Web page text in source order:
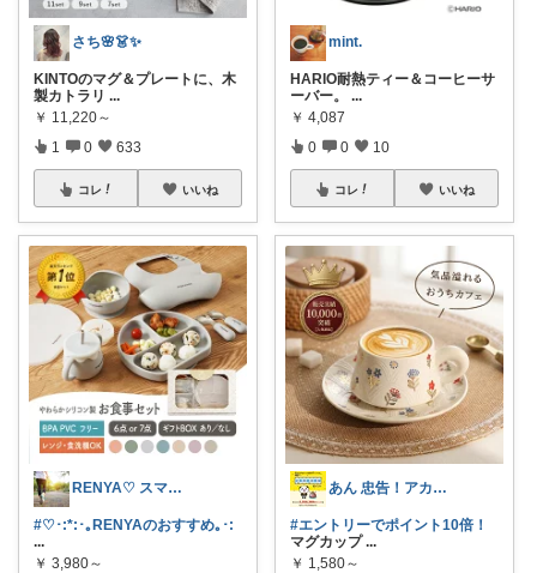
さち🌸👗✨
KINTOのマグ＆プレートに、木
製カトラリ ...
￥ 11,220～
1 0 633
コレ いいね
RENYA♡ スマホアイテムの部屋
#♡･:*:･｡RENYAのおすすめ｡･:
...
￥ 3,980～
mint.
HARIO耐熱ティー＆コーヒーサ
ーバー。 ...
￥ 4,087
0 0 10
コレ いいね
あん 忠告！アカ剥奪の例⚠️
#エントリーでポイント10倍！
マグカップ ...
￥ 1,580～